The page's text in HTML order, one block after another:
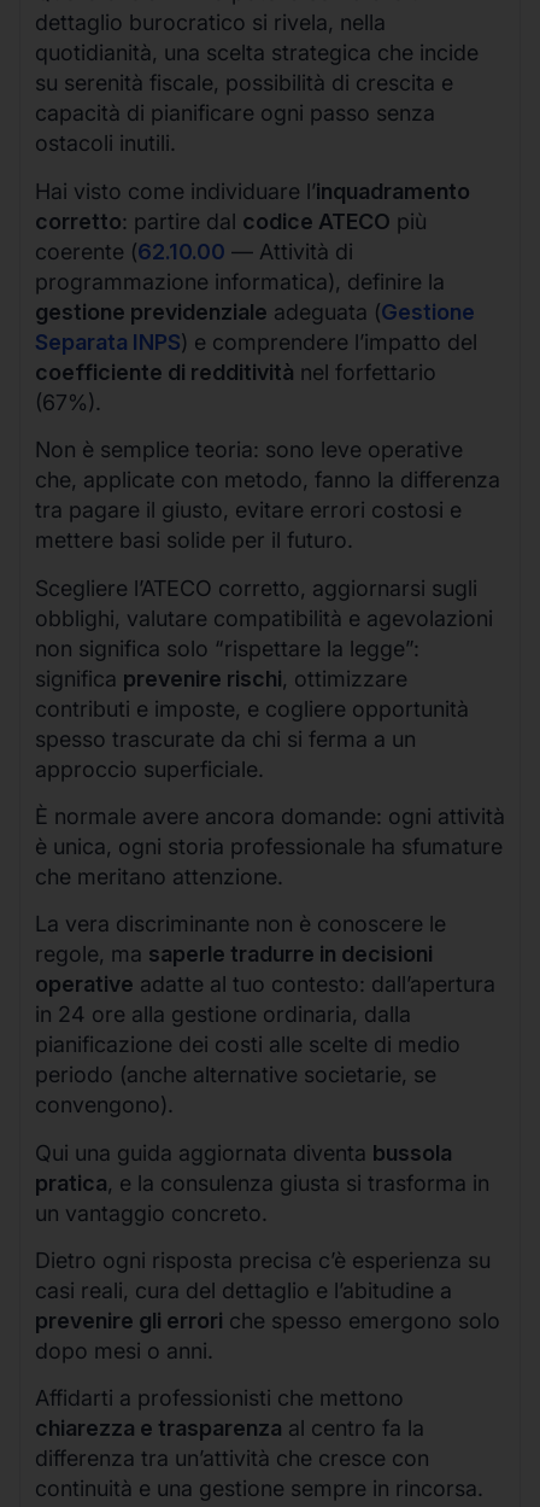
dettaglio burocratico si rivela, nella
quotidianità, una scelta strategica che incide
su serenità fiscale, possibilità di crescita e
capacità di pianificare ogni passo senza
ostacoli inutili.
Hai visto come individuare l’inquadramento
corretto: partire dal codice ATECO più
coerente (62.10.00 — Attività di
programmazione informatica), definire la
gestione previdenziale adeguata (Gestione
Separata INPS) e comprendere l’impatto del
coefficiente di redditività nel forfettario
(67%).
Non è semplice teoria: sono leve operative
che, applicate con metodo, fanno la differenza
tra pagare il giusto, evitare errori costosi e
mettere basi solide per il futuro.
Scegliere l’ATECO corretto, aggiornarsi sugli
obblighi, valutare compatibilità e agevolazioni
non significa solo “rispettare la legge”:
significa prevenire rischi, ottimizzare
contributi e imposte, e cogliere opportunità
spesso trascurate da chi si ferma a un
approccio superficiale.
È normale avere ancora domande: ogni attività
è unica, ogni storia professionale ha sfumature
che meritano attenzione.
La vera discriminante non è conoscere le
regole, ma saperle tradurre in decisioni
operative adatte al tuo contesto: dall’apertura
in 24 ore alla gestione ordinaria, dalla
pianificazione dei costi alle scelte di medio
periodo (anche alternative societarie, se
convengono).
Qui una guida aggiornata diventa bussola
pratica, e la consulenza giusta si trasforma in
un vantaggio concreto.
Dietro ogni risposta precisa c’è esperienza su
casi reali, cura del dettaglio e l’abitudine a
prevenire gli errori che spesso emergono solo
dopo mesi o anni.
Affidarti a professionisti che mettono
chiarezza e trasparenza al centro fa la
differenza tra un’attività che cresce con
continuità e una gestione sempre in rincorsa.